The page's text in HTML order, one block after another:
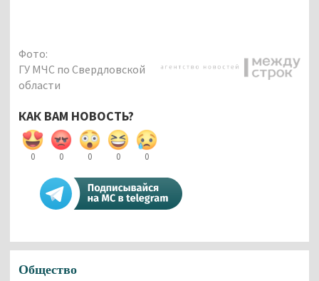
Фото:
ГУ МЧС по Свердловской
области
КАК ВАМ НОВОСТЬ?
0 0 0 0 0
Общество